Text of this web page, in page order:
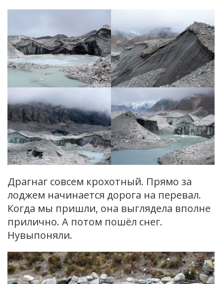
Драгнаг совсем крохотный. Прямо за
лоджем начинается дорога на перевал.
Когда мы пришли, она выглядела вполне
прилично. А потом пошёл снег.
Нувыпоняли.